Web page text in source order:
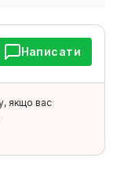
Написати
якщо вас